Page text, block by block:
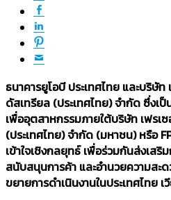
ธนาคารยูโอบี ประเทศไทย และบริษั
ดัสเทรียล (ประเทศไทย) จำกัด ซึ่งเ
เพื่ออุตสาหกรรมภายใต้บริษัท เฟรเ
(ประเทศไทย) จำกัด (มหาชน) หรือ
เข้าใจเชิงกลยุทธ์ เพื่อร่วมกันส่งเส
สนับสนุนการค้า และอำนวยความสะ
ขยายการดำเนินงานในประเทศไทย